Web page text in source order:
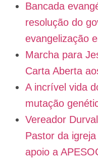
Bancada
resolução do
evangelização
Marcha para
Carta Aberta
A incrível vida
mutação
Vereador
Pastor da
apoio a